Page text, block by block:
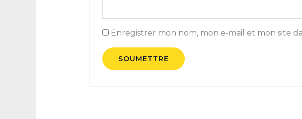
Enregistrer mon nom, mon e-mail et mon site